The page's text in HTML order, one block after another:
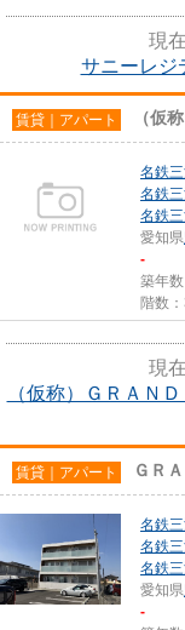
現
サニーレジ
賃貸｜アパート （仮
名鉄
名鉄
名鉄
愛知県
-
築年
階数
現
（仮称）ＧＲＡＮ
賃貸｜アパート ＧＲ
名鉄
名鉄
名鉄
愛知県
-